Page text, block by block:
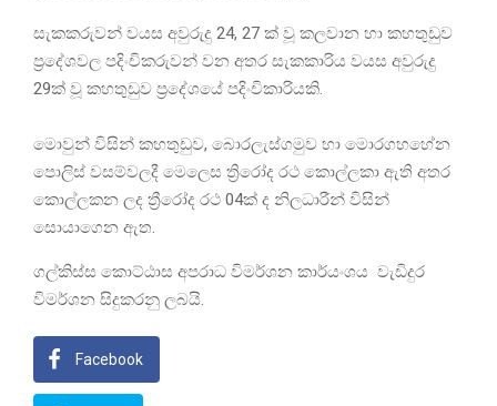
සැකකරුවන් වයස අවුරුදු 24, 27 ක් වූ කලවාන හා කහතුඩුව
ප්‍රදේශවල පදිංචිකරුවන් වන අතර සැකකාරිය වයස අවුරුදු
29ක් වූ කහතුඩුව ප්‍රදේශයේ පදිංචිකාරියකි.
මොවුන් විසින් කහතුඩුව, බොරලැස්ගමුව හා මොරගහහේන
පොලිස් වසම්වලදී මෙලෙස ත්‍රිරෝද රථ කොල්ලකා ඇති අතර
කොල්ලකන ලද ත්‍රීරෝද රථ 04ක් ද නිලධාරීන් විසින්
සොයාගෙන ඇත.
ගල්කිස්ස කොට්ඨාස අපරාධ විමර්ශන කාර්යංශය වැඩිදුර
විමර්ශන සිදුකරනු ලබයි.
Facebook